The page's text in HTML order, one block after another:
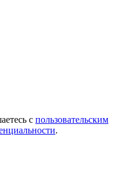
с пользовательским
.